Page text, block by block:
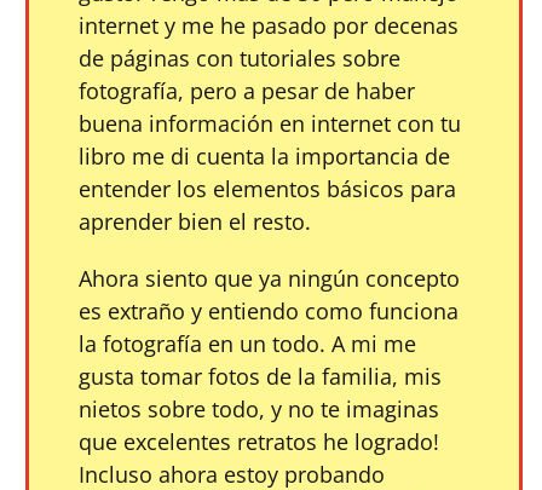
internet y me he pasado por decenas
de páginas con tutoriales sobre
fotografía, pero a pesar de haber
buena información en internet con tu
libro me di cuenta la importancia de
entender los elementos básicos para
aprender bien el resto.
Ahora siento que ya ningún concepto
es extraño y entiendo como funciona
la fotografía en un todo. A mi me
gusta tomar fotos de la familia, mis
nietos sobre todo, y no te imaginas
que excelentes retratos he logrado!
Incluso ahora estoy probando